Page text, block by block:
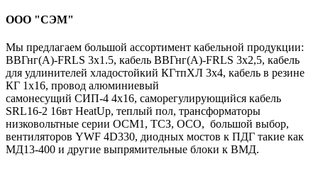
ООО "СЭМ"
Мы предлагаем большой ассортимент кабельной продукции:
ВВГнг(A)-FRLS 3х1.5, кабель ВВГнг(A)-FRLS 3х2,5, кабель
для удлинителей хладостойкий КГтпХЛ 3х4, кабель в резине
КГ 1х16, провод алюминиевый
самонесущий СИП-4 4х16, саморегулирующийся кабель
SRL16-2 16вт HeatUp, теплый пол, трансформаторы
низковольтные серии ОСМ1, ТСЗ, ОСО, большой выбор,
вентиляторов YWF 4D330, диодных мостов к ПДГ такие как
МД13-400 и другие выпрямительные блоки к ВМД.